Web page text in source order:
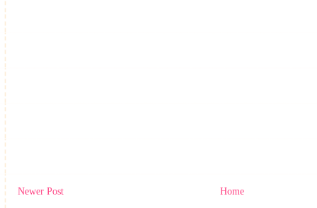
Newer Post Home